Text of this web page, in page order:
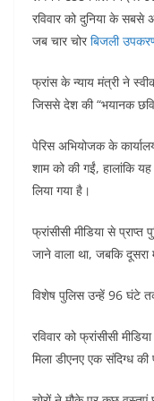
रविवार को दुनिया के सबसे
जब चार चोरबिजली
फ्रांस के न्याय मंत्री ने
जिससे देश की “भयानक
पेरिस अभियोजक के
शाम को की गईं, हालांकि यह
लिया गया है।
फ्रांसीसी मीडिया से
जाने वाला था, जबकि दूसरा
विशेष पुलिस उन्हें 96 घंटे
रविवार को फ्रांसीसी
मिला डीएनए एक संदिग्ध